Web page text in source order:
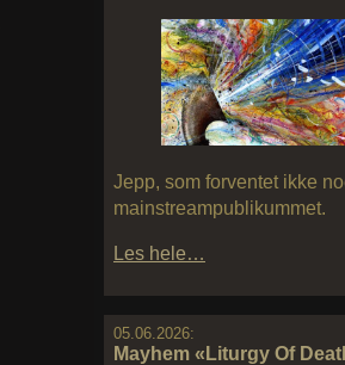
Jepp, som forventet ikke
mainstreampublikummet.
Les hele…
05.06.2026:
Mayhem «Liturgy Of